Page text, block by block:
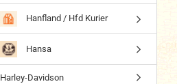
Hanfland / Hfd Kurier
Hansa
Harley-Davidson